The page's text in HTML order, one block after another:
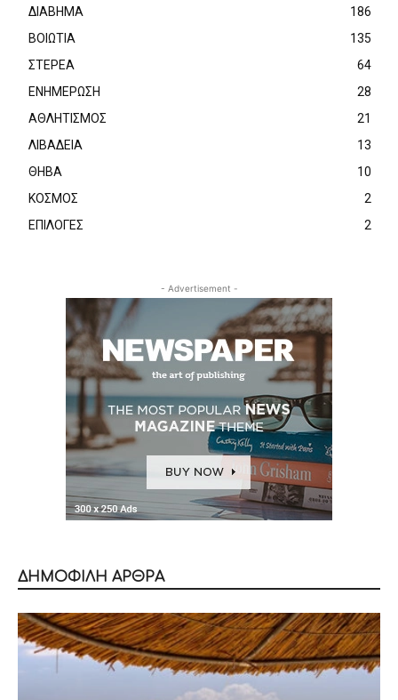
ΔΙΑΒΗΜΑ
186
ΒΟΙΩΤΙΑ
135
ΣΤΕΡΕΑ
64
ΕΝΗΜΕΡΩΣΗ
28
ΑΘΛΗΤΙΣΜΟΣ
21
ΛΙΒΑΔΕΙΑ
13
ΘΗΒΑ
10
ΚΟΣΜΟΣ
2
ΕΠΙΛΟΓΕΣ
2
- Advertisement -
ΔΗΜΟΦΙΛΗ ΑΡΘΡΑ